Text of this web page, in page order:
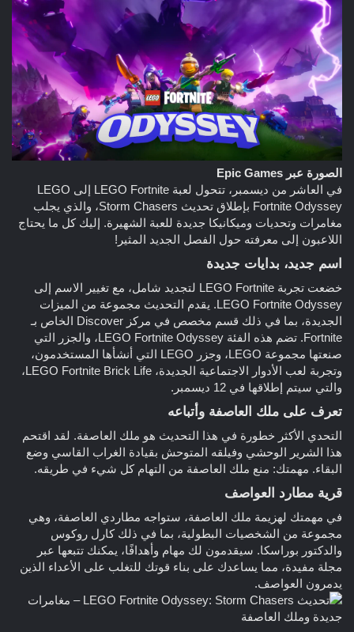
الصورة عبر Epic Games
في العاشر من ديسمبر، تتحول لعبة LEGO Fortnite إلى LEGO
Fortnite Odyssey بإطلاق تحديث Storm Chasers، والذي يجلب
مغامرات وتحديات وميكانيكا جديدة للعبة الشهيرة. إليك كل ما يحتاج
اللاعبون إلى معرفته حول الفصل الجديد المثير!
اسم جديد، بدايات جديدة
خضعت تجربة LEGO Fortnite لتجديد شامل، مع تغيير الاسم إلى
LEGO Fortnite Odyssey. يقدم التحديث مجموعة من الميزات
الجديدة، بما في ذلك قسم مخصص في مركز Discover الخاص بـ
Fortnite. تضم هذه الفئة LEGO Fortnite Odyssey، والجزر التي
صنعتها مجموعة LEGO، وجزر LEGO التي أنشأها المستخدمون،
وتجربة لعب الأدوار الاجتماعية الجديدة، LEGO Fortnite Brick Life،
والتي سيتم إطلاقها في 12 ديسمبر.
تعرف على ملك العاصفة وأتباعه
التحدي الأكثر خطورة في هذا التحديث هو ملك العاصفة. لقد اقتحم
هذا الشرير الوحشي وفيلقه المتوحش بقيادة الغراب القاسي وضع
البقاء. مهمتك: منع ملك العاصفة من التهام كل شيء في طريقه.
قرية مطارد العواصف
في مهمتك لهزيمة ملك العاصفة، ستواجه مطاردي العاصفة، وهي
مجموعة من الشخصيات البطولية، بما في ذلك كارل روكوس
والدكتور بوراسكا. سيقدمون لك مهام وأهدافًا، يمكنك تتبعها عبر
مجلة مفيدة، مما يساعدك على بناء قوتك للتغلب على الأعداء الذين
يدمرون العواصف.